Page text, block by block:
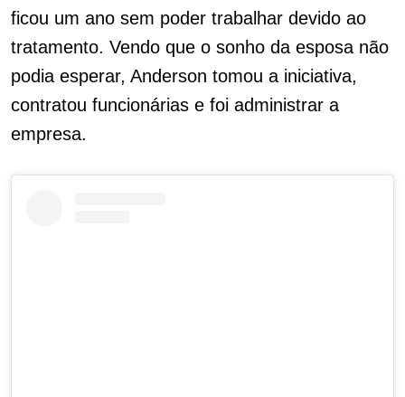
ficou um ano sem poder trabalhar devido ao
tratamento. Vendo que o sonho da esposa não
podia esperar, Anderson tomou a iniciativa,
contratou funcionárias e foi administrar a
empresa.